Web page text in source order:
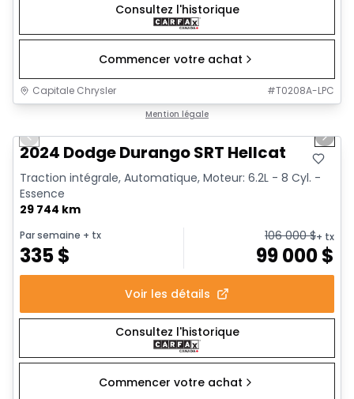
Consultez l'historique
Commencer votre achat
Capitale Chrysler #T0208A-LPC
Mention légale
Previous slide Next
2024 Dodge Durango SRT Hellcat
Traction intégrale, Automatique, Moteur: 6.2L - 8 Cyl. -
Essence
29 744 km
Par semaine + tx
335$
106 000$+ tx
99 000$
Voir les détails
Consultez l'historique
Commencer votre achat